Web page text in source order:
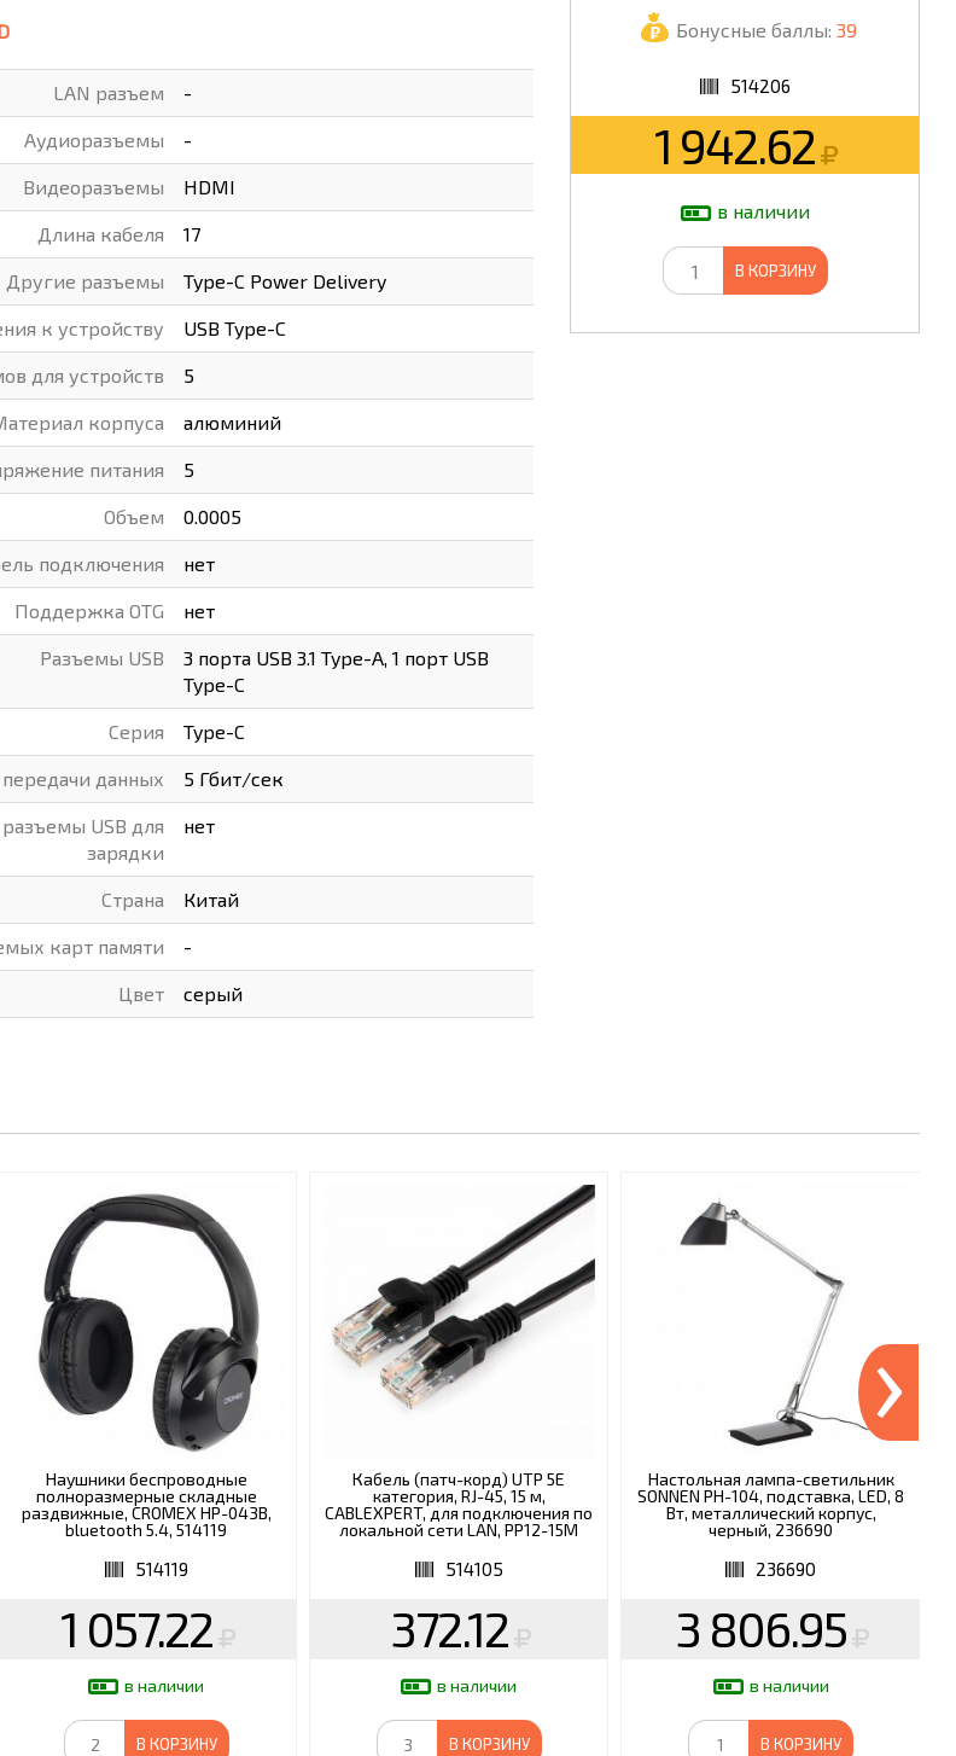
ШКОЛА
Бонусные баллы: 39
514206
1 942.62
в наличии
В КОРЗИНУ
LAN разъем -
Аудиоразъемы -
Видеоразъемы HDMI
Длина кабеля 17
Другие разъемы Type-C Power Delivery
к устройству USB Type-C
для устройств 5
корпуса алюминий
питания 5
Объем 0.0005
подключения нет
Поддержка OTG нет
Разъемы USB
3 порта USB 3.1 Type-A, 1 порт USB
Type-C
Серия Type-C
данных 5 Гбит/сек
USB для
зарядки
нет
Страна Китай
карт памяти -
Цвет серый
Наушники беспроводные
полноразмерные складные
раздвижные, CROMEX HP-043B,
bluetooth 5.4, 514119
514119
1 057.22
в наличии
В КОРЗИНУ
Кабель (патч-корд) UTP 5Е
категория, RJ-45, 15 м,
CABLEXPERT, для подключения по
локальной сети LAN, PP12-15M
514105
372.12
в наличии
В КОРЗИНУ
Настольная лампа-светильник
SONNEN PH-104, подставка, LED, 8
Вт, металлический корпус,
черный, 236690
236690
3 806.95
в наличии
В КОРЗИНУ
›